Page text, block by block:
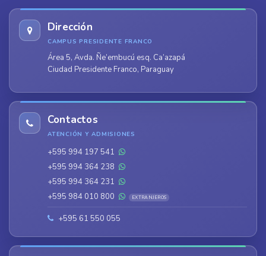
Dirección
CAMPUS PRESIDENTE FRANCO
Área 5, Avda. Ñe’embucú esq. Ca’azapá
Ciudad Presidente Franco, Paraguay
Contactos
ATENCIÓN Y ADMISIONES
+595 994 197 541
+595 994 364 238
+595 994 364 231
+595 984 010 800
EXTRANJEROS
+595 61 550 055